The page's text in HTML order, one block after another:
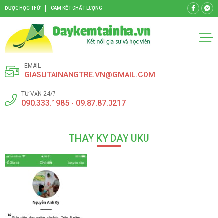
ĐƯỢC HỌC THỬ CAM KẾT CHẤT LƯỢNG
EMAIL
GIASUTAINANGTRE.VN@GMAIL.COM
TƯ VẤN 24/7
090.333.1985 - 09.87.87.0217
THAY KY DAY UKU